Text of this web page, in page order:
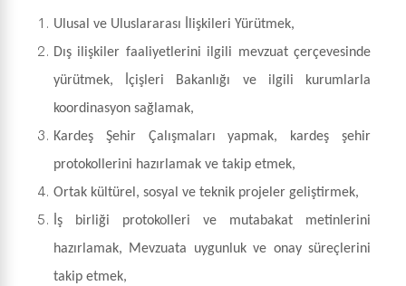
Ulusal ve Uluslararası İlişkileri Yürütmek,
Dış ilişkiler faaliyetlerini ilgili mevzuat çerçevesinde
yürütmek, İçişleri Bakanlığı ve ilgili kurumlarla
koordinasyon sağlamak,
Kardeş Şehir Çalışmaları yapmak, kardeş şehir
protokollerini hazırlamak ve takip etmek,
Ortak kültürel, sosyal ve teknik projeler geliştirmek,
İş birliği protokolleri ve mutabakat metinlerini
hazırlamak, Mevzuata uygunluk ve onay süreçlerini
takip etmek,